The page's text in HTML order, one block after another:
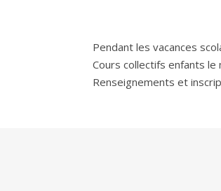
Pendant les vacances
Cours collectifs enfants le
Renseignements et